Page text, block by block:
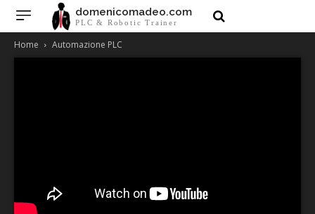
domenicomadeo.com
PLC & Robotic Trainer
Home Automazione PLC